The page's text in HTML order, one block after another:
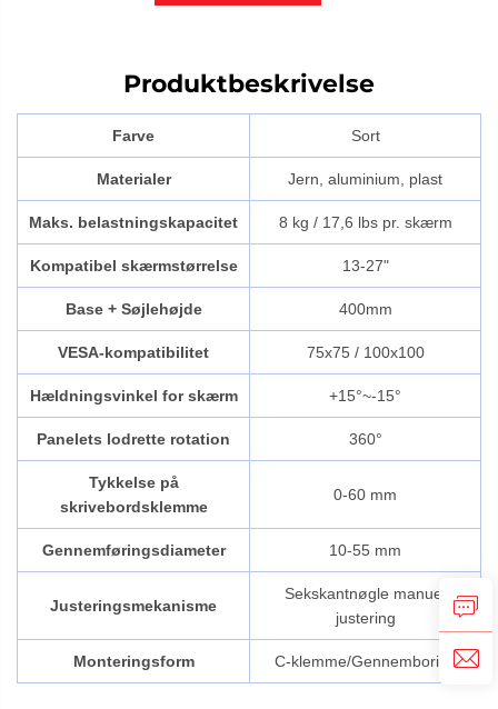
Produktbeskrivelse
Farve Sort
Materialer Jern, aluminium, plast
Maks. belastningskapacitet 8 kg / 17,6 lbs pr. skærm
Kompatibel skærmstørrelse 13-27"
Base + Søjlehøjde 400mm
VESA-kompatibilitet 75x75 / 100x100
Hældningsvinkel for skærm +15°~-15°
Panelets lodrette rotation 360°
Tykkelse på
skrivebordsklemme
0-60 mm
Gennemføringsdiameter 10-55 mm
Justeringsmekanisme
Sekskantnøgle manuel
justering
Monteringsform C-klemme/Gennemboring